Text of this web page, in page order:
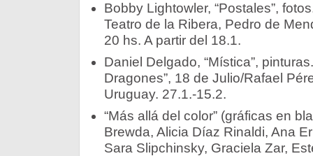
Bobby Lightowler, “Postales”,
Teatro de la Ribera, Pedro de
20 hs. A partir del 18.1.
Daniel Delgado, “Mística”,
Dragones”, 18 de Julio/Rafael
Uruguay. 27.1.-15.2.
“Más allá del color” (gráficas en
Brewda, Alicia Díaz Rinaldi, Ana
Sara Slipchinsky, Graciela Zar,